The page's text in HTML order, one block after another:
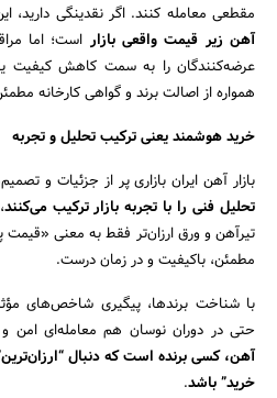
مقطعی معامله کنند. اگر نقدینگی دارید،
آهن زیر قیمت واقعی بازار است؛ اما
عرضه‌کنندگان را به سمت کاهش کیفیت
همواره از اصالت برند و گواهی کارخانه
خرید هوشمند یعنی ترکیب تحلیل و تجربه
بازار آهن ایران بازاری پر از جزئیات و
تحلیل فنی را با تجربه بازار ترکیب می‌کنند
تیرآهن و ورق ارزان‌تر فقط به معنی «قیمت
مطمئن، باکیفیت و در زمان درست.
با شناخت برندها، پیگیری شاخص‌های
حتی در دوران نوسان هم معامله‌ای امن و
آهن، کسی برنده است که دنبال
خرید” باشد.